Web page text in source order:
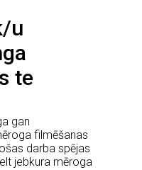
u
te
gan
filmēšanas
darba spējas
jebkura mēroga